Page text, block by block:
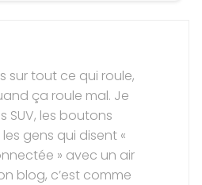
sur tout ce qui roule,
ça roule mal. Je
SUV, les boutons
gens qui disent «
» avec un air
blog, c’est comme